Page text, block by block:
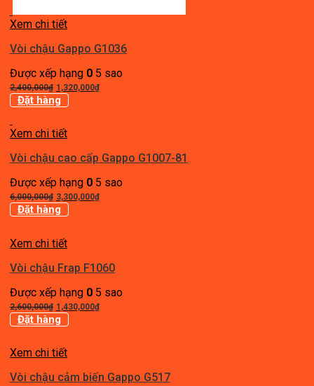
Xem chi tiết
Vòi chậu Gappo G1036
Được xếp hạng 05 sao
2,400,000₫ Giá
gốc
2,400,000₫.
1,320,000₫Giá
Đặt hàng
Xem chi tiết
Vòi chậu cao cấp Gappo G1007-81
Được xếp hạng 05 sao
6,000,000₫ Giá
gốc
6,000,000₫.
3,300,000₫Giá
Đặt hàng
Xem chi tiết
Vòi chậu Frap F1060
Được xếp hạng 05 sao
2,600,000₫ Giá
gốc
2,600,000₫.
1,430,000₫Giá
Đặt hàng
Xem chi tiết
Vòi chậu cảm biến Gappo G517